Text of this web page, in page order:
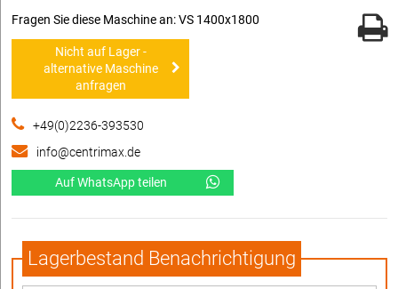
Fragen Sie diese Maschine an: VS 1400x1800
Nicht auf Lager -
alternative Maschine
anfragen
+49(0)2236-393530
info@centrimax.de
Auf WhatsApp teilen
Lagerbestand Benachrichtigung